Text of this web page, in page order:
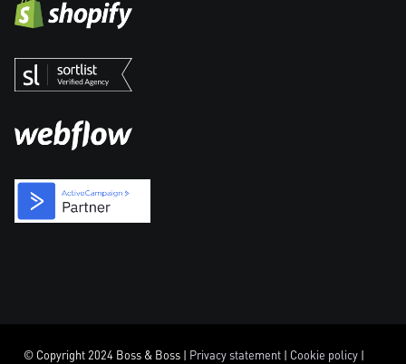
© Copyright 2024 Boss & Boss | Privacy statement | Cookie policy |